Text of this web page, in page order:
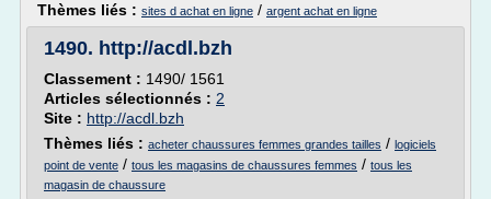
Thèmes liés : sites d achat en ligne / argent achat en ligne
1490. http://acdl.bzh
Classement : 1490/ 1561
Articles sélectionnés : 2
Site : http://acdl.bzh
Thèmes liés : acheter chaussures femmes grandes tailles / logiciels
point de vente / tous les magasins de chaussures femmes / tous les
magasin de chaussure